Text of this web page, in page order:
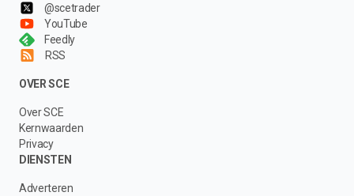
@scetrader
YouTube
Feedly
RSS
OVER SCE
Over SCE
Kernwaarden
Privacy
DIENSTEN
Adverteren